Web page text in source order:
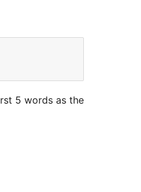
5 words as the